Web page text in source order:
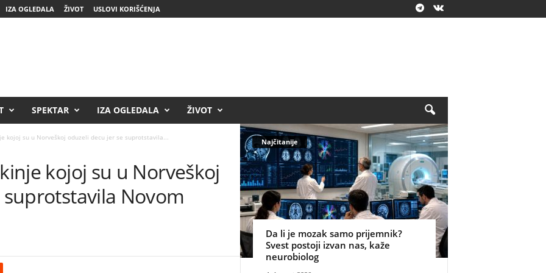
IZA OGLEDALA ŽIVOT USLOVI KORIŠĆENJA
SPEKTAR IZA OGLEDALA ŽIVOT
kojoj su u Norveškoj oduzeli decu jer se suprotstavila...
kojoj su u Norveškoj
Novom
Najčitanije
Da li je mozak samo prijemnik?
Svest postoji izvan nas, kaže
neurobiolog